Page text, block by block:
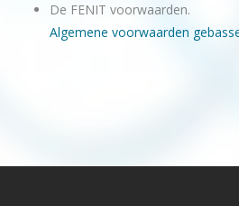
De FENIT voorwaarden.
Algemene voorwaarden